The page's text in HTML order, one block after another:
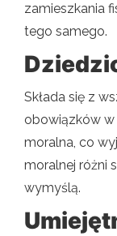
zamieszkania
tego samego.
Składa się z
obowiązków w
moralna, co
moralnej różni
wymyślą.